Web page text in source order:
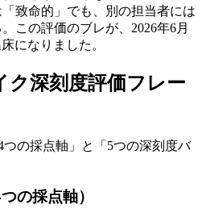
致命的」でも、別の担当者には
この評価のブレが、2026年6月
になりました。
深刻度評価フレー
つの採点軸」と「5つの深刻度バ
の採点軸）